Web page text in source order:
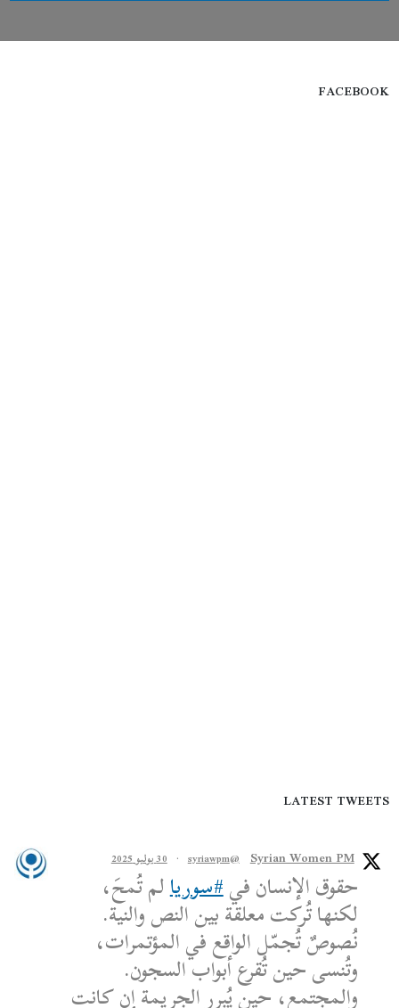
FACEBOOK
LATEST TWEETS
Syrian Women PM
@syriawpm
· 30 يوليو 2025
حقوق الإنسان في#سوريالم تُمحَ،
لكنها تُركت معلقة بين النص والنية.
نُصوصٌ تُجمّل الواقع في المؤتمرات،
وتُنسى حين تُقرع أبواب السجون.
والمجتمع، حين يُبرر الجريمة إن كانت